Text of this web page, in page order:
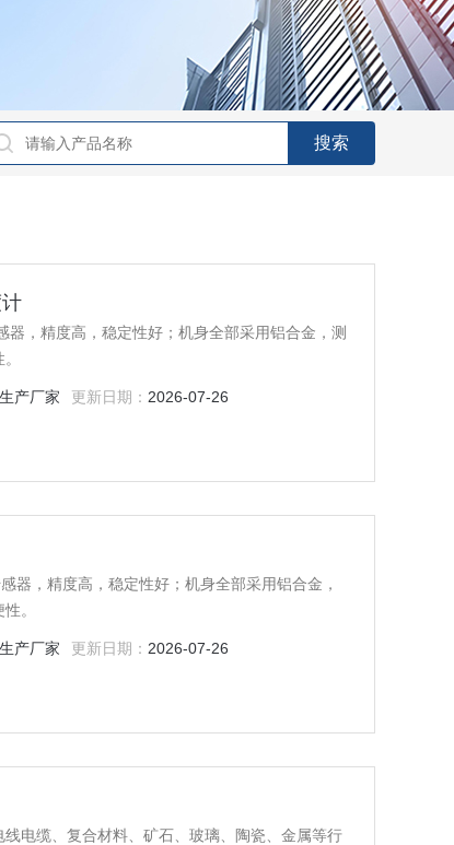
，精度高，稳定性好；机身全部采用铝合金，测
生产厂家 更新日期： 2026-07-26
器，精度高，稳定性好；机身全部采用铝合金，
。
生产厂家 更新日期： 2026-07-26
电缆、复合材料、矿石、玻璃、陶瓷、金属等行